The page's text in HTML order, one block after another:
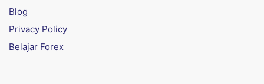
Blog
Privacy Policy
Belajar Forex